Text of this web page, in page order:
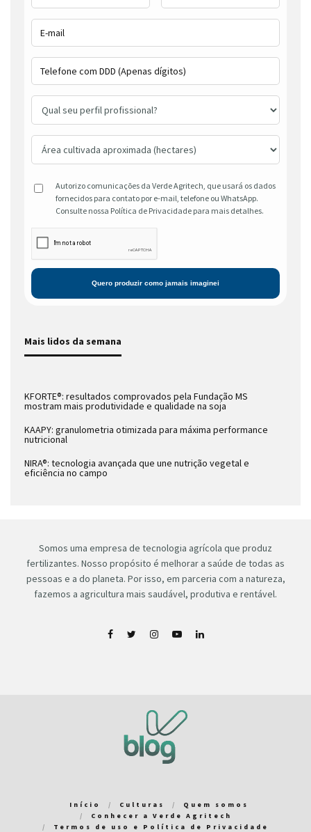
Autorizo comunicações da Verde Agritech, que usará os dados
fornecidos para contato por e-mail, telefone ou WhatsApp.
Consulte nossa Política de Privacidade para mais detalhes.
Mais lidos da semana
KFORTE®: resultados comprovados pela Fundação MS
mostram mais produtividade e qualidade na soja
KAAPY: granulometria otimizada para máxima performance
nutricional
NIRA®: tecnologia avançada que une nutrição vegetal e
eficiência no campo
Somos uma empresa de tecnologia agrícola que produz
fertilizantes. Nosso propósito é melhorar a saúde de todas as
pessoas e a do planeta. Por isso, em parceria com a natureza,
fazemos a agricultura mais saudável, produtiva e rentável.
Início Culturas
Quem somos
Conhecer a Verde Agritech
Termos de uso e Política de Privacidade